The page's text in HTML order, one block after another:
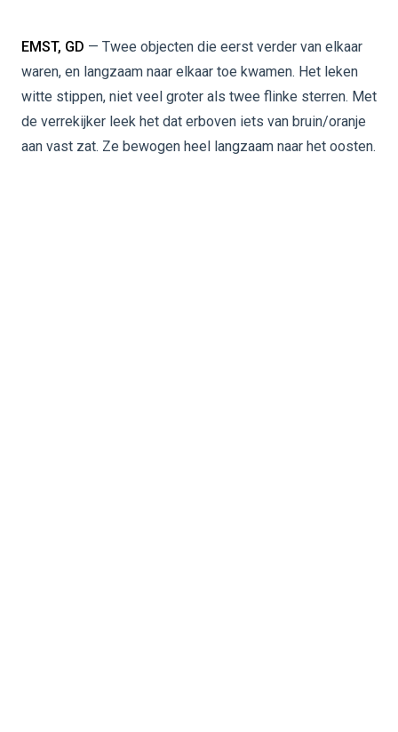
EMST, GD — Twee objecten die eerst verder van elkaar
waren, en langzaam naar elkaar toe kwamen. Het leken
witte stippen, niet veel groter als twee flinke sterren. Met
de verrekijker leek het dat erboven iets van bruin/oranje
aan vast zat. Ze bewogen heel langzaam naar het oosten.